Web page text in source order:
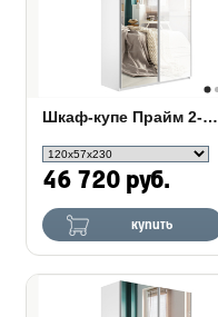
Шкаф-купе Прайм 2-х дверный (белое стекло, зеркало)
46 720 руб.
купить